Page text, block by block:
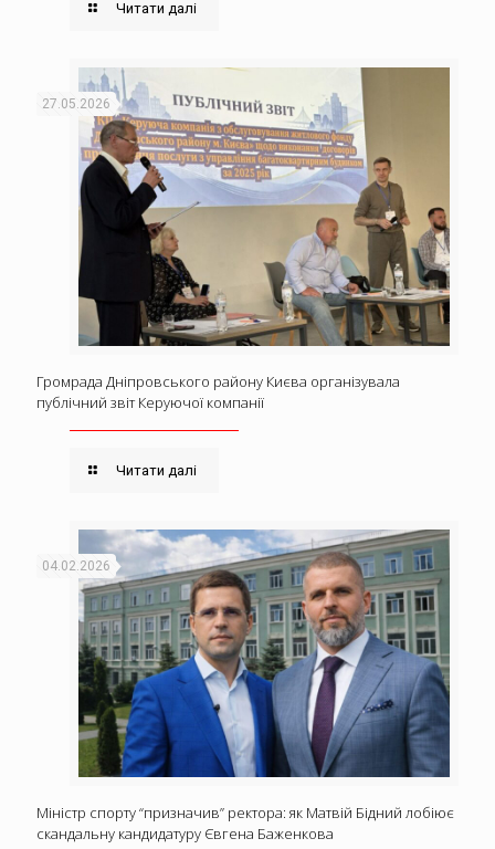
Читати далі
27.05.2026
Громрада Дніпровського району Києва організувала
публічний звіт Керуючої компанії
Читати далі
04.02.2026
Міністр спорту “призначив” ректора: як Матвій Бідний лобіює
скандальну кандидатуру Євгена Баженкова